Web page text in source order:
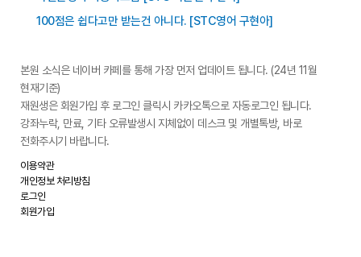
100점은 쉽다고만 받는건 아니다. [STC영어 구현아]
본원 소식은 네이버 카페를 통해 가장 먼저 업데이트 됩니다. (24년 11월
현재기준)
재원생은 회원가입 후 로그인 클릭시 카카오톡으로 자동로그인 됩니다.
강좌누락, 만료, 기타 오류발생시 지체없이 데스크 및 개별톡방, 바로
전화주시기 바랍니다.
이용약관
개인정보 처리방침
로그인
회원가입